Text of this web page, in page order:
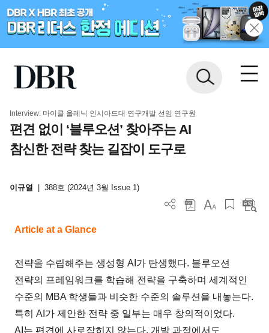
Interview: 마이클 올레닉 인시아드대 연구개발 선임 연구원
편견 없이 ‘블루오션’ 찾아주는 AI
참신한 전략 찾는 길잡이 도구로
이규열 388호 (2024년 3월 Issue 1)
Article at a Glance
전략을 수립해주는 생성형 AI가 탄생했다. 블루오션
전략의 프레임워크를 학습해 전략을 구축하며 세계적인
수준의 MBA 학생들과 비슷한 수준의 솔루션을 내놓는다.
특히 AI가 제안한 전략 중 일부는 매우 창의적이었다.
AI는 편견에 사로잡히지 않는다. 개발 과정에서도